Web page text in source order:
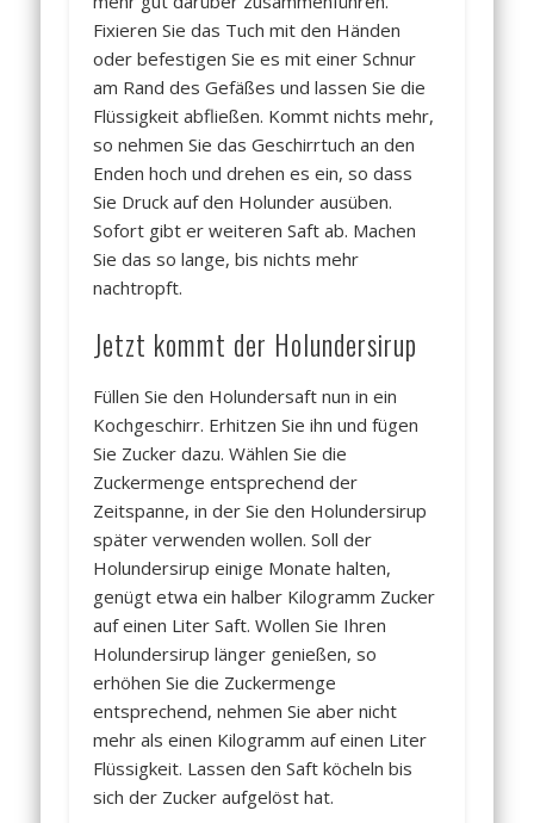
Fixieren Sie das Tuch mit den Händen
oder befestigen Sie es mit einer Schnur
am Rand des Gefäßes und lassen Sie die
Flüssigkeit abfließen. Kommt nichts mehr,
so nehmen Sie das Geschirrtuch an den
Enden hoch und drehen es ein, so dass
Sie Druck auf den Holunder ausüben.
Sofort gibt er weiteren Saft ab. Machen
Sie das so lange, bis nichts mehr
nachtropft.
Jetzt kommt der Holundersirup
Füllen Sie den Holundersaft nun in ein
Kochgeschirr. Erhitzen Sie ihn und fügen
Sie Zucker dazu. Wählen Sie die
Zuckermenge entsprechend der
Zeitspanne, in der Sie den Holundersirup
später verwenden wollen. Soll der
Holundersirup einige Monate halten,
genügt etwa ein halber Kilogramm Zucker
auf einen Liter Saft. Wollen Sie Ihren
Holundersirup länger genießen, so
erhöhen Sie die Zuckermenge
entsprechend, nehmen Sie aber nicht
mehr als einen Kilogramm auf einen Liter
Flüssigkeit. Lassen den Saft köcheln bis
sich der Zucker aufgelöst hat.